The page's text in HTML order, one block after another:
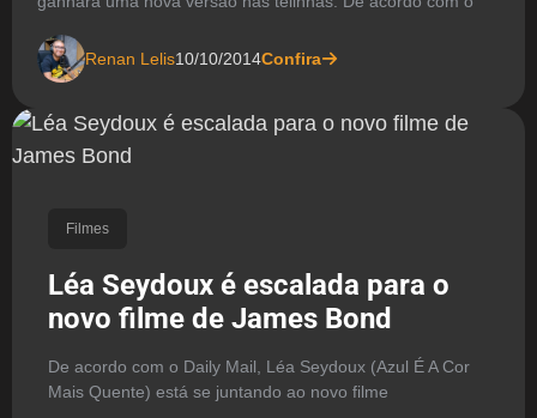
Renan Lelis10/10/2014Confira
Filmes
Léa Seydoux é escalada para o
novo filme de James Bond
De acordo com o Daily Mail, Léa Seydoux (Azul É A Cor
Mais Quente) está se juntando ao novo filme